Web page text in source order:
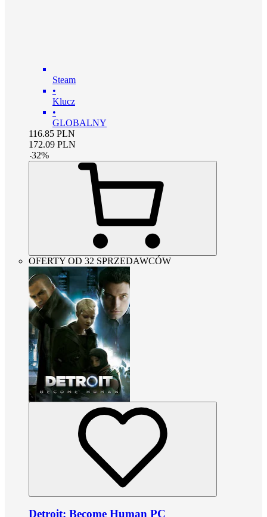
Steam
•
Klucz
•
GLOBALNY
116.85 PLN
172.09 PLN
-32%
OFERTY OD 32 SPRZEDAWCÓW
Detroit: Become Human PC